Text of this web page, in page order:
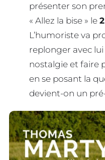
présenter son
« Allez la bise » le
L’humoriste va
replonger avec
nostalgie et faire
en se posant la
devient-on un